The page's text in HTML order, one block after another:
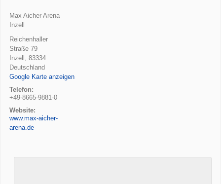
Max Aicher Arena
Inzell
Reichenhaller
Straße 79
Inzell , 83334
Deutschland
Google Karte anzeigen
Telefon:
+49-8665-9881-0
Website:
www.max-aicher-
arena.de